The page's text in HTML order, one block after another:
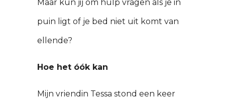
Maar kun jij om hulp vragen als je in
puin ligt of je bed niet uit komt van
ellende?
Hoe het óók kan
Mijn vriendin Tessa stond een keer